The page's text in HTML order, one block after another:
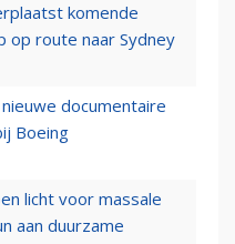
komende
op route naar Sydney
documentaire
Boeing
licht voor massale
aan duurzame